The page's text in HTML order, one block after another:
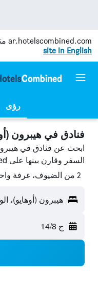
ar.hotelscombined.com
site in English
رؤى
فنادق في هيبرون
ابحث عن فنادق في
السفر وقارن بينها على HotelsCombined ووفّر.
2 من الضيوف، غرفة واحدة
هيبرون (أوهايو)،
ج 14/8